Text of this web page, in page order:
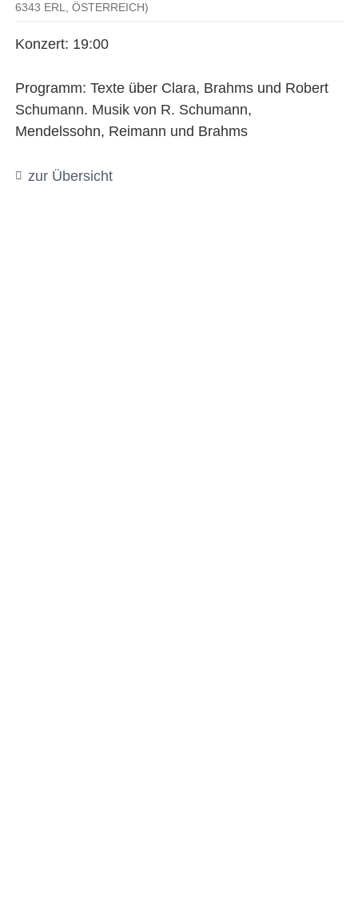
6343 ERL, ÖSTERREICH)
Konzert: 19:00
Programm: Texte über Clara, Brahms und Robert
Schumann. Musik von R. Schumann,
Mendelssohn, Reimann und Brahms
zur Übersicht